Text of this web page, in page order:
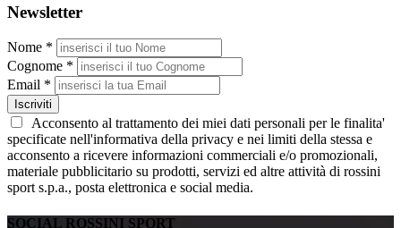
Newsletter
Nome *
Cognome *
Email *
Iscriviti
Acconsento al trattamento dei miei dati personali per le finalita'
specificate nell'informativa della privacy e nei limiti della stessa e
acconsento a ricevere informazioni commerciali e/o promozionali,
materiale pubblicitario su prodotti, servizi ed altre attività di rossini
sport s.p.a., posta elettronica e social media.
SOCIAL ROSSINI SPORT